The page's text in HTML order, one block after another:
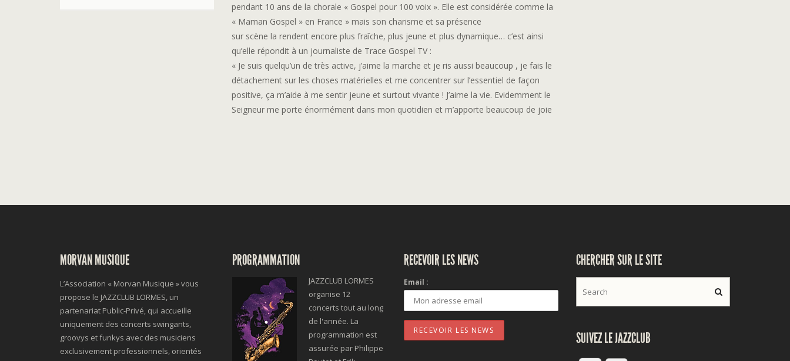
pendant 10 ans de la chorale « Gospel pour 100 voix ». Elle est considérée comme la
« Maman Gospel » en France » mais son charisme et sa présence
sur scène la rendent encore plus fraîche, plus jeune et plus dynamique… c’est ainsi
qu’elle répondit à un journaliste de Trace Gospel TV :
« Je suis quelqu’un de très active, j’aime la marche et je ris aussi beaucoup , je fais le
détachement sur les choses matérielles et me concentrer sur l’essentiel de façon
positive, ça m’aide à me sentir jeune et surtout vivante ! J’aime la vie. Evidemment le
Seigneur me porte énormément dans mon quotidien et m’apporte beaucoup de joie
MORVAN MUSIQUE
L’Association « Morvan Musique » vous
propose le JAZZCLUB LORMES, un
partenariat Public-Privé, qui accueille
uniquement des concerts swingants,
groovys et funkys avec des musiciens
exclusivement professionnels, orientés
PROGRAMMATION
JAZZCLUB LORMES
organise 12
concerts tout au long
de l'année. La
programmation est
assurée par Philippe
RECEVOIR LES NEWS
Email :
CHERCHER SUR LE SITE
SUIVEZ LE JAZZCLUB